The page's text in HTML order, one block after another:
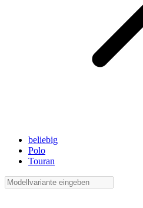
beliebig
Polo
Touran